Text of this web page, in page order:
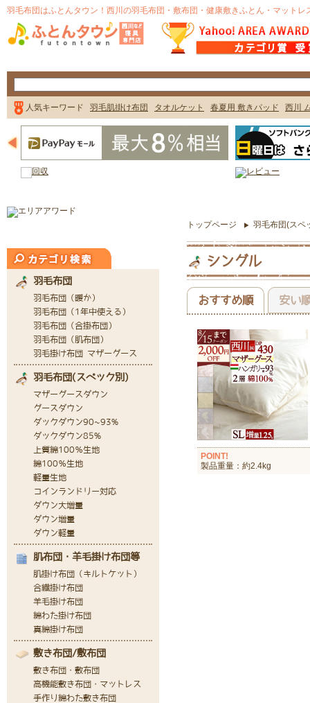
トップページ 羽毛布団(スペ
シングル
おすすめ順 安い
POINT!
製品重量：約2.4kg